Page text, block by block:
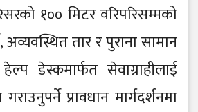
१०० मिटर वरिपरिसम्मको
अव्यवस्थित तार र पुराना सामान
डेस्कमार्फत सेवाग्राहीलाई
प्रावधान मार्गदर्शनमा